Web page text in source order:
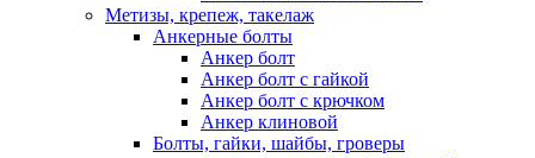
Метизы, крепеж, такелаж
Анкерные болты
Анкер болт
Анкер болт с гайкой
Анкер болт с крючком
Анкер клиновой
Болты, гайки, шайбы, гроверы